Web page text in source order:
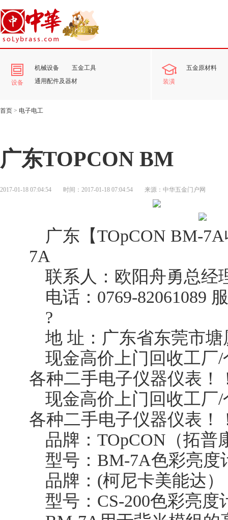
设备
机械设备
五金工具
通用配件及器材
装潢
五金原材料
首页 > 电子电工
广东TOPCON BM
2017-01-18 07:04:54 时间：2017-01-18 07:04:54 来源：中华五金门户网
广东【TOpCON BM-
7A
联系人：欧阳舟勇总经
电话：0769-82061089
?
地 址：广东省东莞市
现金高价上门回收工厂
各种二手电子仪器仪表！
现金高价上门回收工厂
各种二手电子仪器仪表！
品牌：TOpCON（拓普
型号：BM-7A色彩亮度
品牌：(柯尼卡美能达）
型号：CS-200色彩亮度